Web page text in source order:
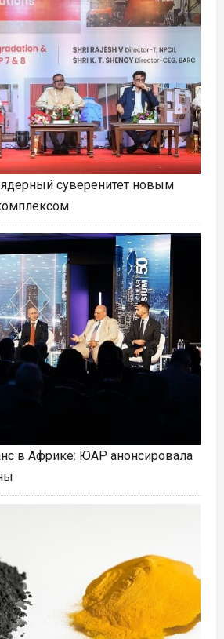
суверенитет новым
в Африке: ЮАР анонсировала